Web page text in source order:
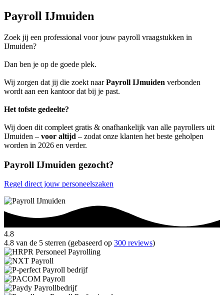
Payroll IJmuiden
Zoek jij een professional voor jouw payroll vraagstukken in
IJmuiden?
Dan ben je op de goede plek.
Wij zorgen dat jij die zoekt naarPayroll IJmuiden verbonden
wordt aan een kantoor dat bij je past.
Het tofste gedeelte?
Wij doen dit compleet gratis & onafhankelijk van alle payrollers uit
IJmuiden – voor altijd – zodat onze klanten het beste geholpen
worden in 2026 en verder.
Payroll IJmuiden gezocht?
Regel direct jouw personeelszaken
4.8
4.8 van de 5 sterren (gebaseerd op 300 reviews)